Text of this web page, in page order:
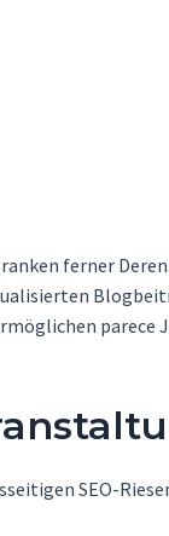
ferner
SEO-